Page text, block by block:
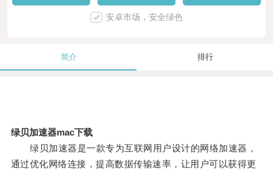
安卓市场，安全绿色
简介 排行
绿贝加速器mac下载
绿贝加速器是一款专为互联网用户设计的网络加速器，
通过优化网络连接，提高数据传输速率，让用户可以获得更